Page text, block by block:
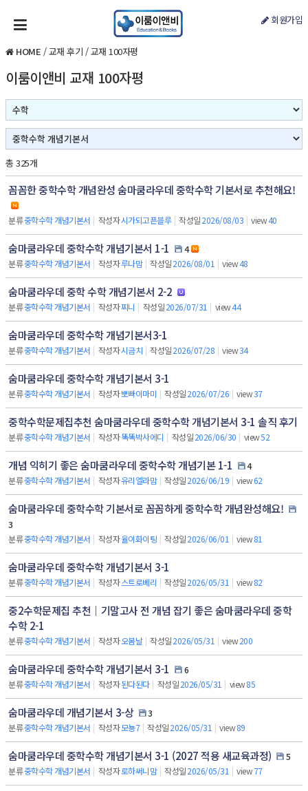
회원가입
HOME /교재 후기 /교재 100자평
이룸이앤비 교재 100자평
총 325개
꼼꼼한 중학수학 개념완성 숨마쿰라우데 중학수학 기본서로 추천해요!
분류중학수학 개념기본서 | 작성자시가되고픈블루 | 작성일2026/08/03 | view40
숨마쿰라우데 중학수학 개념기본서 1-1
4
분류중학수학 개념기본서 | 작성자루나맘 | 작성일2026/08/01 | view48
숨마쿰라우데 중학 수학 개념기본서 2-2
분류중학수학 개념기본서 | 작성자찌니 | 작성일2026/07/31 | view44
숨마쿰라우데 중학수학 개념기본서3-1
분류중학수학 개념기본서 | 작성자시금치 | 작성일2026/07/28 | view34
숨마쿰라우데 중학수학 개념기본서 3-1
분류중학수학 개념기본서 | 작성자뽀빠이마미 | 작성일2026/07/26 | view37
중학수학문제집추천 숨마쿰라우데 중학수학 개념기본서 3-1 솔직 후기
분류중학수학 개념기본서 | 작성자똑똑박사에디 | 작성일2026/06/30 | view52
개념 익히기 좋은 숨마쿰라우데 중학수학 개념기본 1-1
4
분류중학수학 개념기본서 | 작성자유리엘라맘 | 작성일2026/06/19 | view62
숨마쿰라우데 중학수학 기본서로 꼼꼼하게 중학수학 개념완성해요!
3
분류중학수학 개념기본서 | 작성자율이화이팅 | 작성일2026/06/01 | view81
숨마쿰라우데 중학수학 개념기본서 3-1
분류중학수학 개념기본서 | 작성자스트로베리 | 작성일2026/05/31 | view82
중2수학문제집 추천｜기말고사 전 개념 잡기 좋은 숨마쿰라우데 중학
수학 2-1
분류중학수학 개념기본서 | 작성자오봄날 | 작성일2026/05/31 | view200
숨마쿰라우데 중학수학 개념기본서 3-1
6
분류중학수학 개념기본서 | 작성자된다된다 | 작성일2026/05/31 | view85
숨마쿰라우데 개념기본서 3-상
3
분류중학수학 개념기본서 | 작성자모뇽7 | 작성일2026/05/31 | view89
숨마쿰라우데 중학수학 개념기본서 3-1 (2027 적용 새교육과정)
5
분류중학수학 개념기본서 | 작성자로하써니맘 | 작성일2026/05/31 | view77